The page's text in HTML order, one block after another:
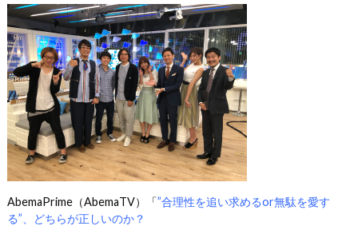
AbemaPrime（AbemaTV）「”合理性を追い求めるor無駄を愛す
る”、どちらが正しいのか？